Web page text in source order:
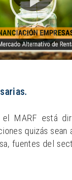
el MARF está
quizás sean
fuentes del